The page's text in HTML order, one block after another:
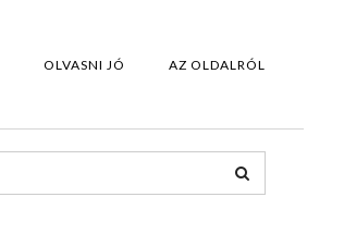
OLVASNI JÓ AZ OLDALRÓL